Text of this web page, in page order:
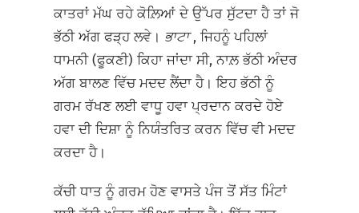
ਕਾਤਰਾਂ ਮੱਘ ਰਹੇ ਕੋਲ਼ਿਆਂ ਦੇ ਉੱਪਰ ਸੁੱਟਦਾ ਹੈ ਤਾਂ ਜੋ
ਭੱਠੀ ਅੱਗ ਫੜ੍ਹ ਲਵੇ। ਭਾਟਾ, ਜਿਹਨੂੰ ਪਹਿਲਾਂ
ਧਾਮਨੀ (ਫੂਕਣੀ) ਕਿਹਾ ਜਾਂਦਾ ਸੀ, ਨਾਲ਼ ਭੱਠੀ ਅੰਦਰ
ਅੱਗ ਬਾਲਣ ਵਿੱਚ ਮਦਦ ਲੈਂਦਾ ਹੈ। ਇਹ ਭੱਠੀ ਨੂੰ
ਗਰਮ ਰੱਖਣ ਲਈ ਵਾਧੂ ਹਵਾ ਪ੍ਰਦਾਨ ਕਰਦੇ ਹੋਏ
ਹਵਾ ਦੀ ਦਿਸ਼ਾ ਨੂੰ ਨਿਯੰਤਰਿਤ ਕਰਨ ਵਿੱਚ ਵੀ ਮਦਦ
ਕਰਦਾ ਹੈ।
ਕੱਚੀ ਧਾਤ ਨੂੰ ਗਰਮ ਹੋਣ ਵਾਸਤੇ ਪੰਜ ਤੋਂ ਸੱਤ ਮਿੰਟਾਂ